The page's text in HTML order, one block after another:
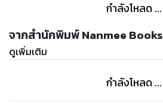
กำลังโหลด ...
จากสำนักพิมพ์ Nanmee Books
ดูเพิ่มเติม
กำลังโหลด ...